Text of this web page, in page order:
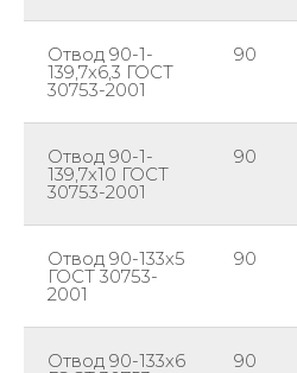
Отвод 90-1-
139,7х6,3 ГОСТ
30753-2001
90
Отвод 90-1-
139,7х10 ГОСТ
30753-2001
90
Отвод 90-133х5
ГОСТ 30753-
2001
90
Отвод 90-133х6 90